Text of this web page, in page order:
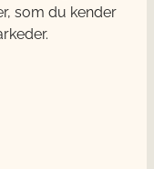
som du kender